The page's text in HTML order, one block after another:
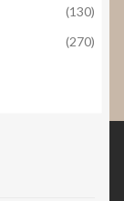
(130)
(270)